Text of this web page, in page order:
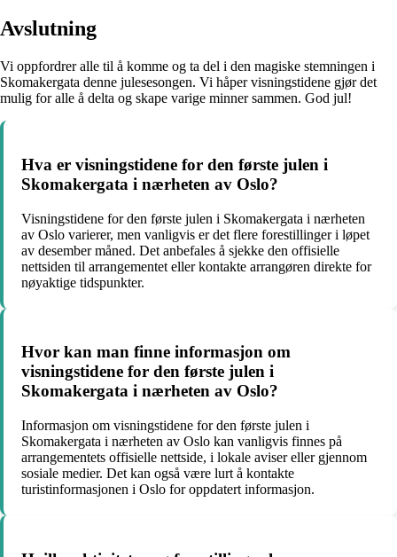
Avslutning
Vi oppfordrer alle til å komme og ta del i den magiske stemningen i
Skomakergata denne julesesongen. Vi håper visningstidene gjør det
mulig for alle å delta og skape varige minner sammen. God jul!
Hva er visningstidene for den første julen i
Skomakergata i nærheten av Oslo?
Visningstidene for den første julen i Skomakergata i nærheten
av Oslo varierer, men vanligvis er det flere forestillinger i løpet
av desember måned. Det anbefales å sjekke den offisielle
nettsiden til arrangementet eller kontakte arrangøren direkte for
nøyaktige tidspunkter.
Hvor kan man finne informasjon om
visningstidene for den første julen i
Skomakergata i nærheten av Oslo?
Informasjon om visningstidene for den første julen i
Skomakergata i nærheten av Oslo kan vanligvis finnes på
arrangementets offisielle nettside, i lokale aviser eller gjennom
sosiale medier. Det kan også være lurt å kontakte
turistinformasjonen i Oslo for oppdatert informasjon.